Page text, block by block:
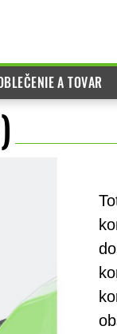
A TOVAR